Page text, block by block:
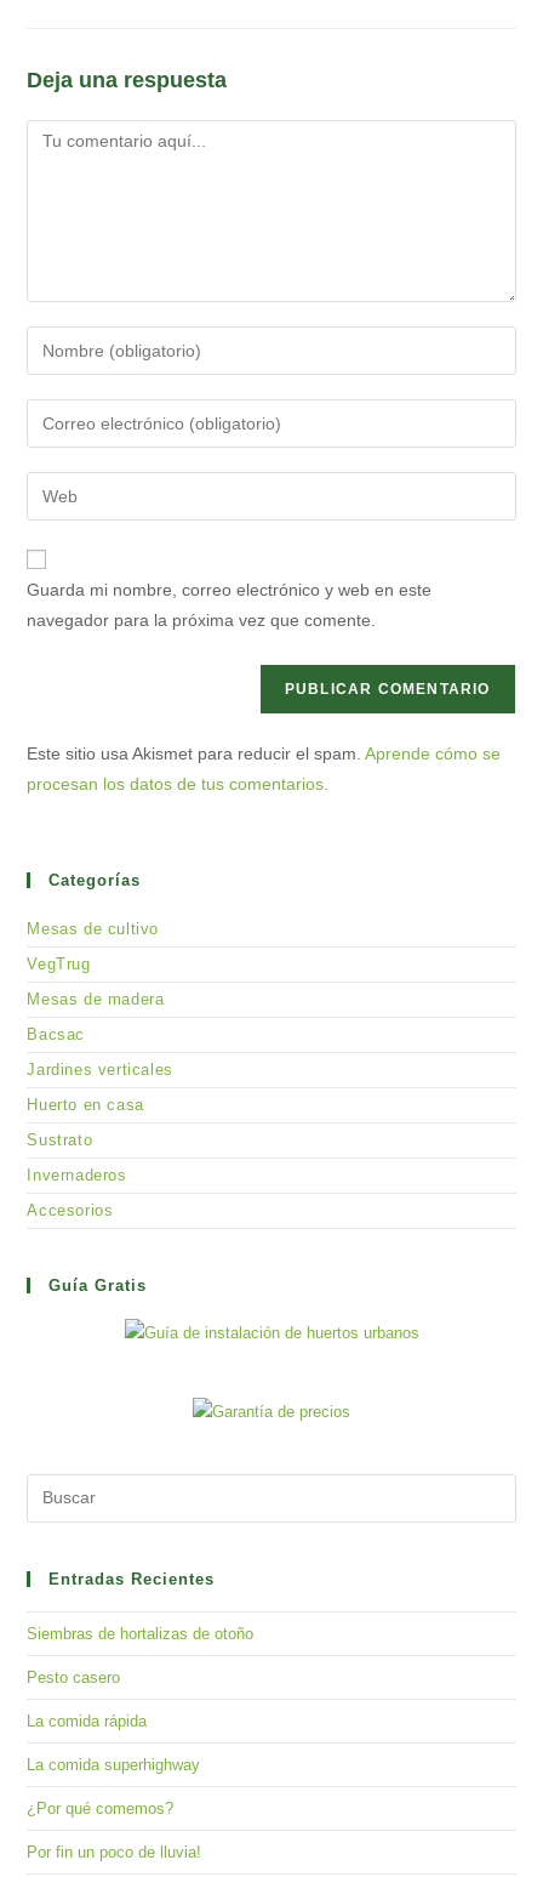
Deja una respuesta
Comentario
Introduce
tu
nombre
de
usuario
para
comentar
Introduce
tu
dirección
de
electrónico
para
comentar
Introduce
la
URL
Guarda mi nombre, correo electrónico y web en este
navegador para la próxima vez que comente.
Este sitio usa Akismet para reducir el spam.Aprende cómo se
procesan los datos de tus comentarios.
Categorías
Mesas de cultivo
VegTrug
Mesas de madera
Bacsac
Jardines verticales
Huerto en casa
Sustrato
Invernaderos
Accesorios
Guía Gratis
Entradas Recientes
Siembras de hortalizas de otoño
Pesto casero
La comida rápida
La comida superhighway
¿Por qué comemos?
Por fin un poco de lluvia!